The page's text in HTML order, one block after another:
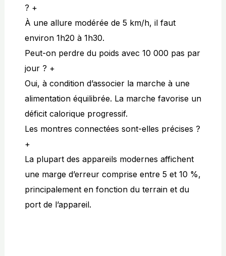
? +
À une allure modérée de 5 km/h, il faut
environ 1h20 à 1h30.
Peut-on perdre du poids avec 10 000 pas par
jour ? +
Oui, à condition d’associer la marche à une
alimentation équilibrée. La marche favorise un
déficit calorique progressif.
Les montres connectées sont-elles précises ?
+
La plupart des appareils modernes affichent
une marge d’erreur comprise entre 5 et 10 %,
principalement en fonction du terrain et du
port de l’appareil.